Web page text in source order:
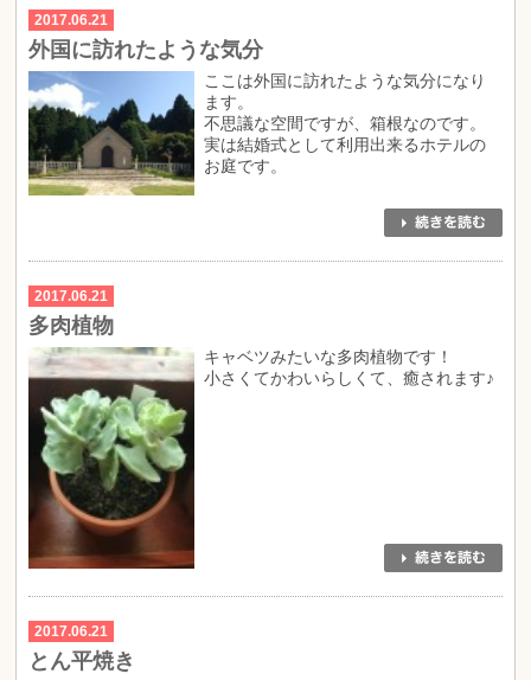
2017.06.21
外国に訪れたような気分
ここは外国に訪れたような気分になり
ます。
不思議な空間ですが、箱根なのです。
実は結婚式として利用出来るホテルの
お庭です。
2017.06.21
多肉植物
キャベツみたいな多肉植物です！
小さくてかわいらしくて、癒されます♪
2017.06.21
とん平焼き